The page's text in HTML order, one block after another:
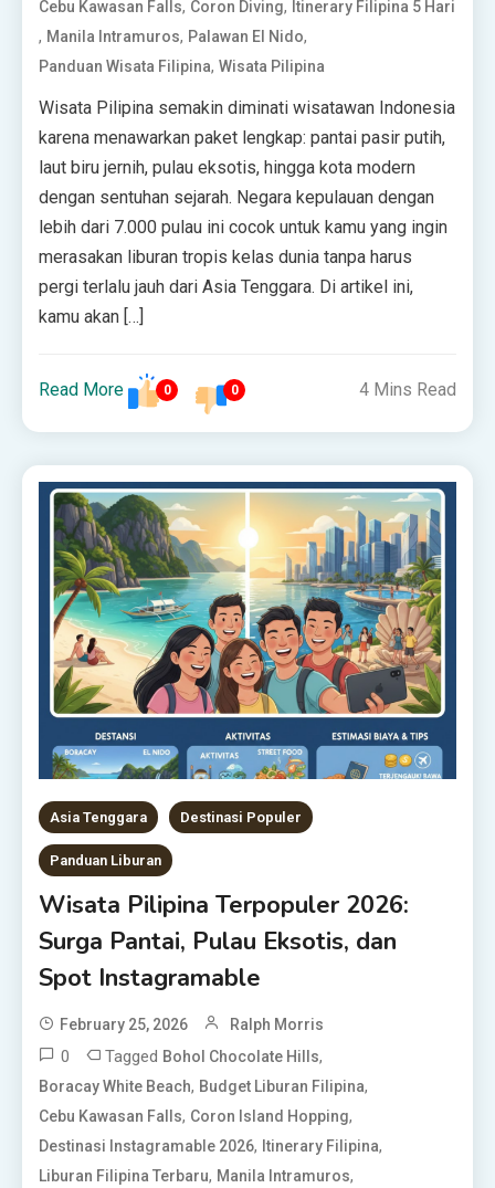
Cebu Kawasan Falls, Coron Diving, Itinerary Filipina 5 Hari
, Manila Intramuros, Palawan El Nido,
Panduan Wisata Filipina,Wisata Pilipina
Wisata Pilipina semakin diminati wisatawan Indonesia
karena menawarkan paket lengkap: pantai pasir putih,
laut biru jernih, pulau eksotis, hingga kota modern
dengan sentuhan sejarah. Negara kepulauan dengan
lebih dari 7.000 pulau ini cocok untuk kamu yang ingin
merasakan liburan tropis kelas dunia tanpa harus
pergi terlalu jauh dari Asia Tenggara. Di artikel ini,
kamu akan […]
Read More 0 0 4 Mins Read
Asia Tenggara Destinasi Populer
Panduan Liburan
Wisata Pilipina Terpopuler 2026:
Surga Pantai, Pulau Eksotis, dan
Spot Instagramable
February 25, 2026 Ralph Morris
0 Tagged Bohol Chocolate Hills,
Boracay White Beach, Budget Liburan Filipina,
Cebu Kawasan Falls, Coron Island Hopping,
Destinasi Instagramable 2026, Itinerary Filipina,
Liburan Filipina Terbaru, Manila Intramuros,